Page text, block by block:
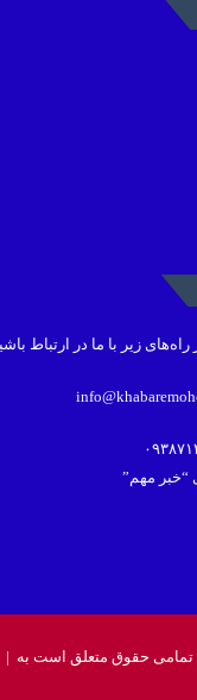
راه‌های زیر با ما در ارتباط
“خبر مهم”